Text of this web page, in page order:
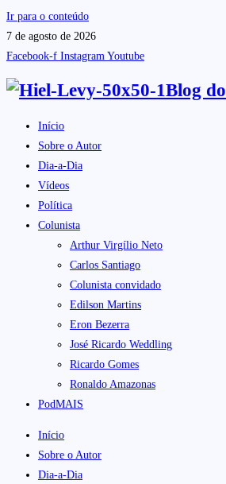
Ir para o conteúdo
7 de agosto de 2026
Facebook-f Instagram Youtube
Blog do
Início
Sobre o Autor
Dia-a-Dia
Vídeos
Política
Colunista
Arthur Virgílio Neto
Carlos Santiago
Colunista convidado
Edilson Martins
Eron Bezerra
José Ricardo Weddling
Ricardo Gomes
Ronaldo Amazonas
PodMAIS
Início
Sobre o Autor
Dia-a-Dia